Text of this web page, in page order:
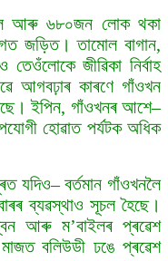
আৰু ৬৮০জন লোক থকা
জড়িত। তামোল বাগান,
জীৱিকা নিৰ্বাহ
আগবঢ়াৰ কাৰণে গাঁওখন
ইপিন, গাঁওখনৰ আশে–
হোৱাত পৰ্যটক অধিক
যদিও– বৰ্তমান গাঁওখনলৈ
ব্যৱস্থাও সূচল হৈছে।
আৰু ম’বাইলৰ প্ৰৱেশ
বলিউডী ঢঙে প্ৰৱেশ